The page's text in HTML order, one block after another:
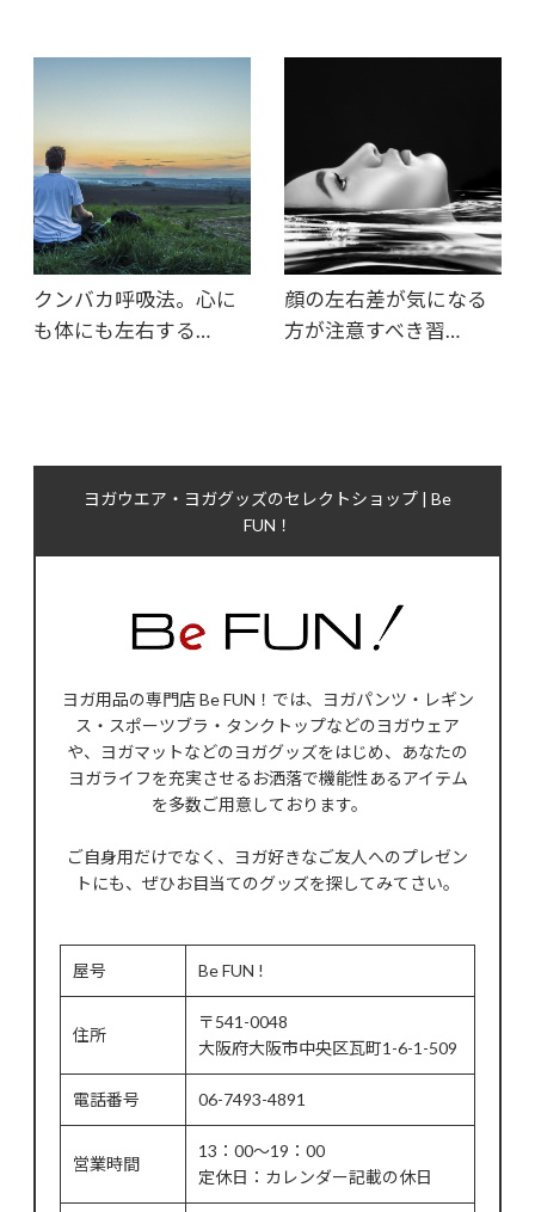
クンバカ呼吸法。心に
も体にも左右する…
顔の左右差が気になる
方が注意すべき習…
ヨガウエア・ヨガグッズのセレクトショップ | Be
FUN！
ヨガ用品の専門店 Be FUN！では、ヨガパンツ・レギン
ス・スポーツブラ・タンクトップなどのヨガウェア
や、ヨガマットなどのヨガグッズをはじめ、あなたの
ヨガライフを充実させるお洒落で機能性あるアイテム
を多数ご用意しております。
ご自身用だけでなく、ヨガ好きなご友人へのプレゼン
トにも、ぜひお目当てのグッズを探してみてさい。
屋号 Be FUN !
住所
〒541-0048
大阪府大阪市中央区瓦町1-6-1-509
電話番号 06-7493-4891
営業時間
13：00～19：00
定休日：カレンダー記載の休日